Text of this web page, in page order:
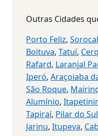
Outras Cidades
Porto Feliz,
Boituva, Tatuí,
Rafard, Laranjal
Iperó, Araçoiaba
São Roque,
Alumínio,
Tapiraí, Pilar do Sul
Jarinu, Itupeva,